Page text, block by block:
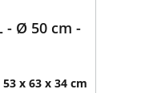
- Ø 50 cm -
53 x 63 x 34 cm